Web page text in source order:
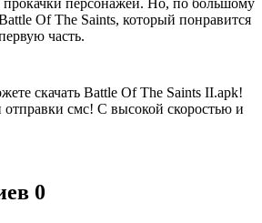
Of The Saints, который понравится
часть.
скачать Battle Of The Saints II.apk!
отправки смс! С высокой скоростью и
0